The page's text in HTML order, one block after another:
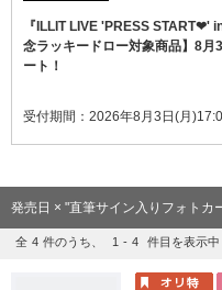
『ILLIT LIVE 'PRESS START︎❤'
念ラッキードロー対象商品】8
ート！
受付期間：2026年8月3日(月
発売日 × "直筆サイン入りフォトカ
全 4 件のうち、 1 - 4 件目を表示中